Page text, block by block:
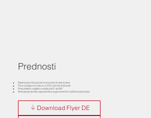
Prednosti
Radna površina prekrivena kliznim letvicama
Fiksni potporni krakovi s PVC kliznim trakama
Pneumatski nagibni uređaj od 0° do 90°
Smanjenje tereta zaposlenika ergonomskim radnim praksama
Download Flyer DE